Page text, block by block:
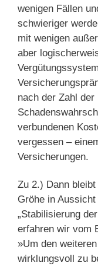
wenigen Fällen
schwieriger
mit wenigen
aber
nach der Zahl
verbundenen
vergessen –
Versicherungen.
Zu 2.) Dann
Gröhe in
„Stabilisierung
erfahren wir vom
»Um den
wirklungsvoll zu